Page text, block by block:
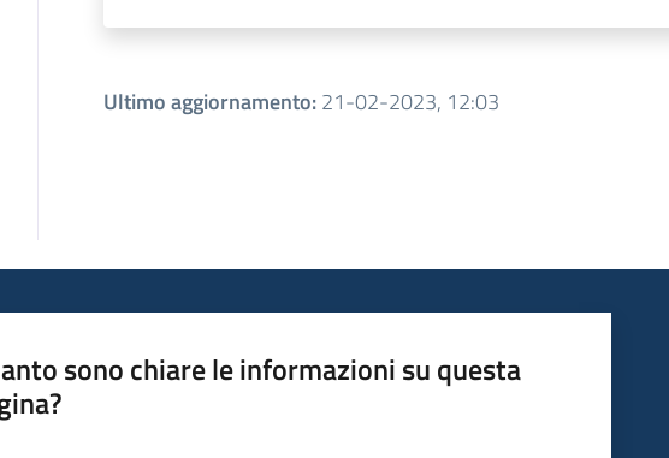
Ultimo aggiornamento:21-02-2023, 12:03
sono chiare le informazioni su questa